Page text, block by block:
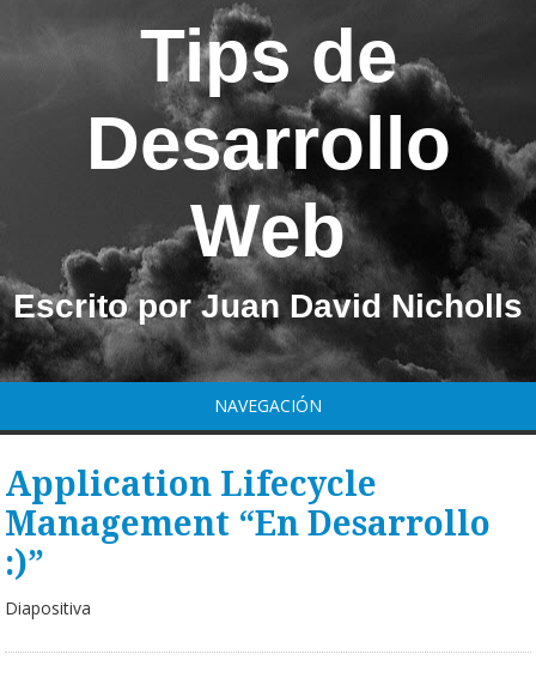
Tips de
Desarrollo
Web
Escrito por Juan David Nicholls
NAVEGACIÓN
Application Lifecycle
Management “En Desarrollo
:)”
Diapositiva